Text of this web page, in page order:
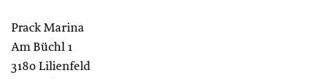
Prack Marina
Am Büchl 1
3180 Lilienfeld